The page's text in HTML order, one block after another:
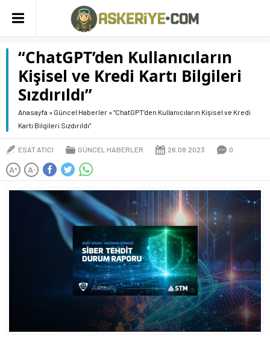
“ChatGPT’den Kullanıcıların
Kişisel ve Kredi Kartı Bilgileri
Sızdırıldı”
Anasayfa » Güncel Haberler »“ChatGPT’den Kullanıcıların Kişisel ve Kredi
Kartı Bilgileri Sızdırıldı”
ESAT ATICI GÜNCEL HABERLER 26.08.2023 0
A+ A-